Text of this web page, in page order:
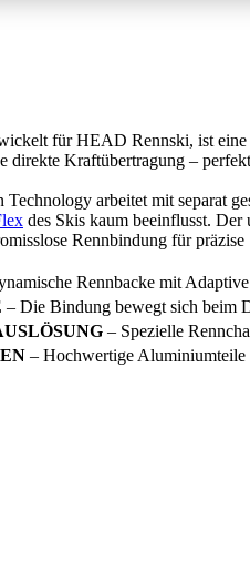
für HEAD Rennski, ist
direkte Kraftübertragung –
arbeitet mit separat
des Skis kaum beeinflusst.
Rennbindung für
Rennbacke mit
– Die Bindung bewegt sich beim
– Spezielle
– Hochwertige Aluminiumteile